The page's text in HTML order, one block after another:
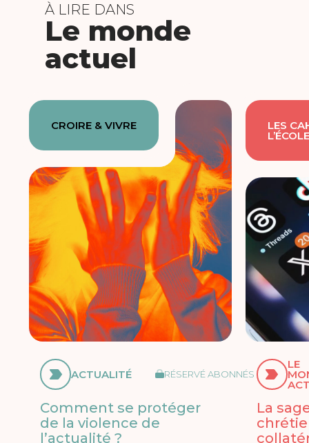
À LIRE DANS
Le monde
actuel
CROIRE & VIVRE
ACTUALITÉ RÉSERVÉ ABONNÉS
Comment se protéger
de la violence de
l’actualité ?
LES
LE
La